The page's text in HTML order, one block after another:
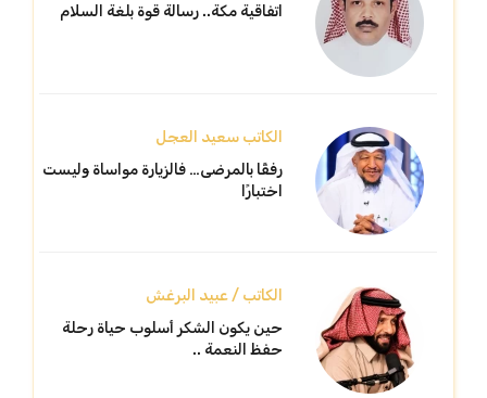
اتفاقية مكة.. رسالة قوة بلغة السلام
الكاتب سعيد العجل
رفقًا بالمرضى… فالزيارة مواساة وليست
اختبارًا
الكاتب / عبيد البرغش
حين يكون الشكر أسلوب حياة رحلة
حفظ النعمة ..